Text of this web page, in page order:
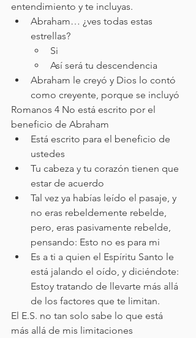
entendimiento y te incluyas.
Abraham… ¿ves todas estas
estrellas?
Si
Así será tu descendencia
Abraham le creyó y Dios lo contó
como creyente, porque se incluyó
Romanos 4 No está escrito por el
beneficio de Abraham
Está escrito para el beneficio de
ustedes
Tu cabeza y tu corazón tienen que
estar de acuerdo
Tal vez ya habías leído el pasaje, y
no eras rebeldemente rebelde,
pero, eras pasivamente rebelde,
pensando: Esto no es para mi
Es a ti a quien el Espíritu Santo le
está jalando el oído, y diciéndote:
Estoy tratando de llevarte más allá
de los factores que te limitan.
El E.S. no tan solo sabe lo que está
más allá de mis limitaciones